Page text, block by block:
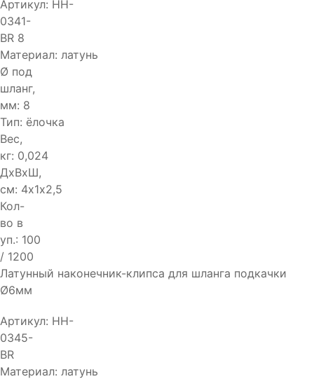
Артикул: HH-
0341-
BR 8
Материал: латунь
Ø под
шланг,
мм: 8
Тип: ёлочка
Вес,
кг: 0,024
ДхВхШ,
см: 4х1х2,5
Кол-
во в
уп.: 100
/ 1200
Латунный наконечник-клипса для шланга подкачки
Ø6мм
Артикул: HH-
0345-
BR
Материал: латунь